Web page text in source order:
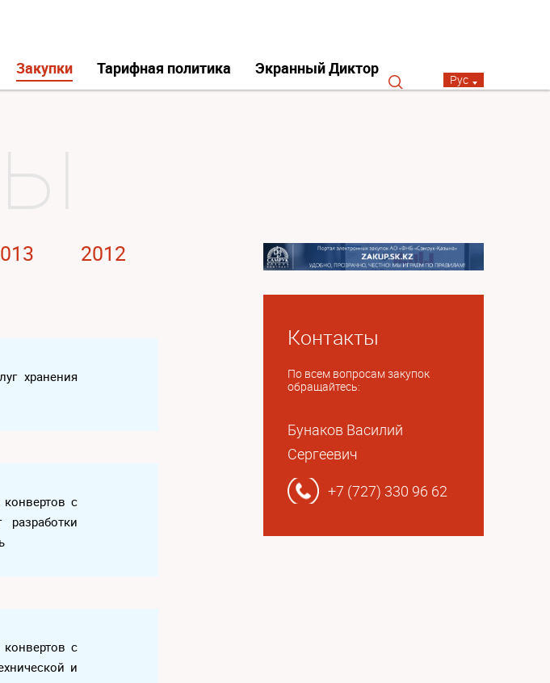
Закупки Тарифная политика Экранный Диктор
Рус
2012
хранения
с
с
и
Контакты
По всем вопросам закупок
обращайтесь:
Бунаков Василий
Сергеевич
+7 (727) 330 96 62